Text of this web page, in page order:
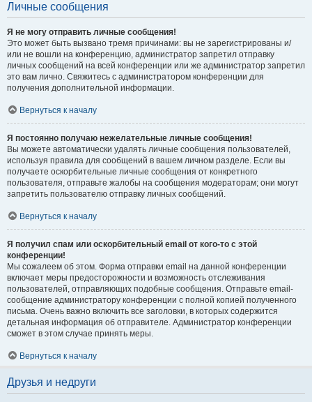
Личные сообщения
Я не могу отправить личные сообщения!
Это может быть вызвано тремя причинами: вы не зарегистрированы и/
или не вошли на конференцию, администратор запретил отправку
личных сообщений на всей конференции или же администратор запретил
это вам лично. Свяжитесь с администратором конференции для
получения дополнительной информации.
Вернуться к началу
Я постоянно получаю нежелательные личные сообщения!
Вы можете автоматически удалять личные сообщения пользователей,
используя правила для сообщений в вашем личном разделе. Если вы
получаете оскорбительные личные сообщения от конкретного
пользователя, отправьте жалобы на сообщения модераторам; они могут
запретить пользователю отправку личных сообщений.
Вернуться к началу
Я получил спам или оскорбительный email от кого-то с этой
конференции!
Мы сожалеем об этом. Форма отправки email на данной конференции
включает меры предосторожности и возможность отслеживания
пользователей, отправляющих подобные сообщения. Отправьте email-
сообщение администратору конференции с полной копией полученного
письма. Очень важно включить все заголовки, в которых содержится
детальная информация об отправителе. Администратор конференции
сможет в этом случае принять меры.
Вернуться к началу
Друзья и недруги